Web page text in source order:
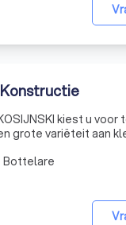
kiest u
grote variëteit aan
Bottelare